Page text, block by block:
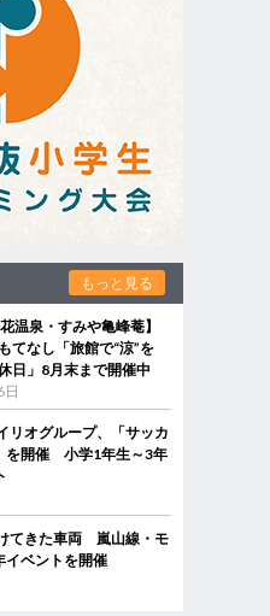
もっと見る
花温泉・すみや亀峰菴】
てなし「旅館で“涼”を
日」8月末まで開催中
リオグループ、「サッカ
を開催 小学1年生～3年
てきた車両 嵐山線・モ
イベントを開催